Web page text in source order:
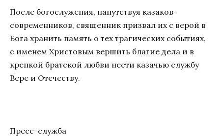
После богослужения, напутствуя казаков-
современников, священник призвал их с верой в
Бога хранить память о тех трагических событиях,
с именем Христовым вершить благие дела и в
крепкой братской любви нести казачью службу
Вере и Отечеству.
Пресс-служба